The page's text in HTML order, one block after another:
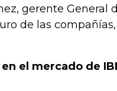
gerente General
de las
el mercado de